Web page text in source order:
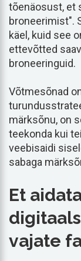
tõenäosust, et
broneerimist".
käel, kuid see
ettevõtted
broneeringuid.
Võtmesõnad
märksõnu, on
teekonda kui
veebisaidi
sabaga
Et
vajate